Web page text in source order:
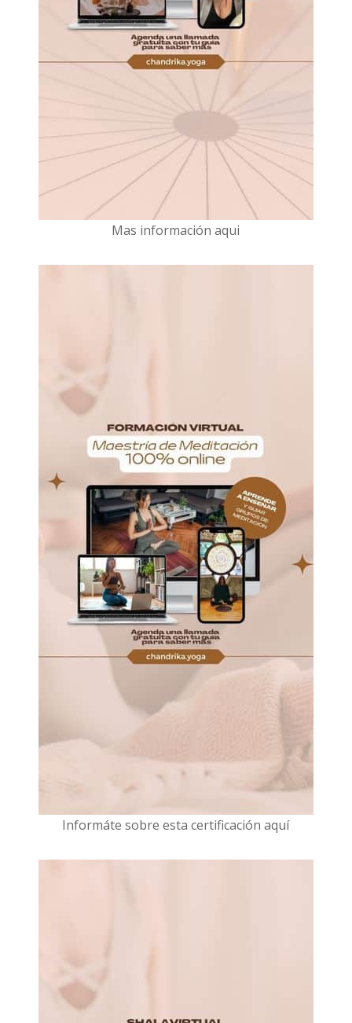
Mas información aqui
Informáte sobre esta certificación aquí